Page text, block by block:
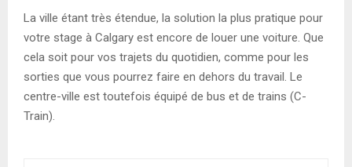
La ville étant très étendue, la solution la plus pratique pour
votre stage à Calgary est encore de louer une voiture. Que
cela soit pour vos trajets du quotidien, comme pour les
sorties que vous pourrez faire en dehors du travail. Le
centre-ville est toutefois équipé de bus et de trains (C-
Train).